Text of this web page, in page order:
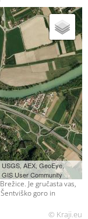
AEX, GeoEye,
User Community
Je gručasta vas,
goro in
© Kraji.eu